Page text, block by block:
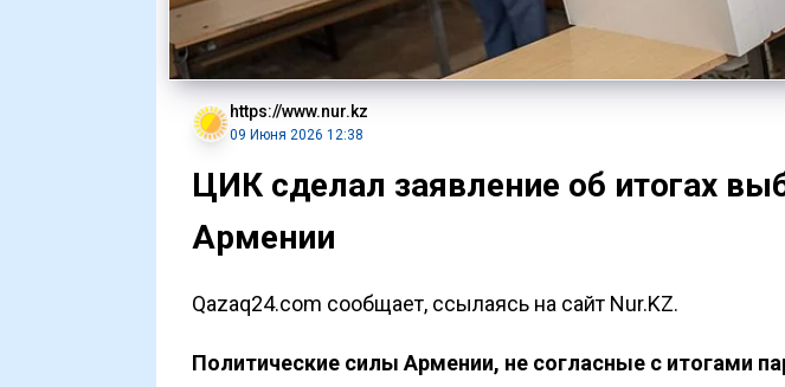
https://www.nur.kz
09 Июня 2026 12:38
ЦИК сделал заявление об итогах
Армении
Qazaq24.com сообщает, ссылаясь на сайт Nur.KZ.
Политические силы Армении, не согласные с итогами